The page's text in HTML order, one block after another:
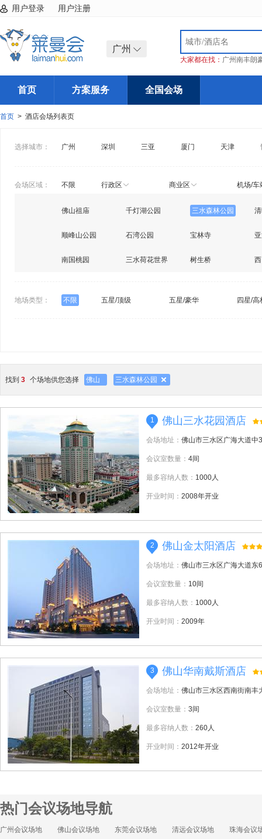
用户登录 用户注册
广州
大家都在找： 广州南丰朗
首页 方案服务 全国会场
首页 > 酒店会场列表页
选择城市： 广州 深圳 三亚 厦门 天津
会场区域： 不限 行政区 商业区 机场/车
佛山祖庙 千灯湖公园 三水森林公园
顺峰山公园 石湾公园 宝林寺
南国桃园 三水荷花世界 树生桥
地场类型： 不限 五星/顶级 五星/豪华 四星/高
找到 3 个场地供您选择 佛山 三水森林公园
1 佛山三水花园酒店
会场地址： 佛山市三水区广海大道中
会议室数量： 4间
最多容纳人数： 1000人
开业时间： 2008年开业
2 佛山金太阳酒店
会场地址： 佛山市三水区广海大道东
会议室数量： 10间
最多容纳人数： 1000人
开业时间： 2009年
3 佛山华南戴斯酒店
会场地址： 佛山市三水区西南街南丰
会议室数量： 3间
最多容纳人数： 260人
开业时间： 2012年开业
热门会议场地导航
广州会议场地 佛山会议场地 东莞会议场地 清远会议场地
珠海会议